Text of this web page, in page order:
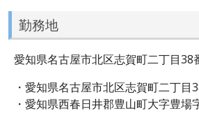
勤務地
愛知県名古屋市北区志賀町二丁目38
・愛知県名古屋市北区志賀町二丁目
・愛知県西春日井郡豊山町大字豊場